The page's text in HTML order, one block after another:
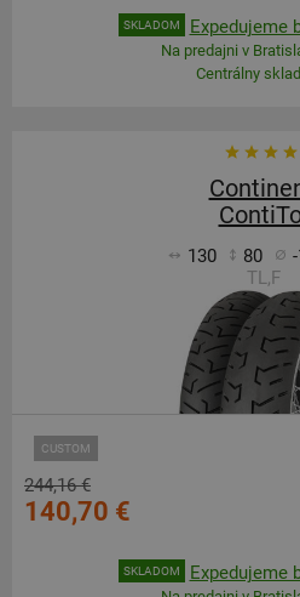
SKLADOM Expedujeme
Na predajni v
Centrálny
130 80
TL,F
CUSTOM
244,16 €
140,70 €
SKLADOM Expedujeme